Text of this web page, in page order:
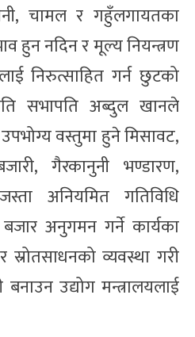
चामल र गहुँलगायतका
हुन नदिन र मूल्य नियन्त्रण
निरुत्साहित गर्न छुटको
सभापति अब्दुल खानले
वस्तुमा हुने मिसावट,
गैरकानुनी भण्डारण,
अनियमित गतिविधि
अनुगमन गर्ने कार्यका
स्रोतसाधनको व्यवस्था गरी
उद्योग मन्त्रालयलाई